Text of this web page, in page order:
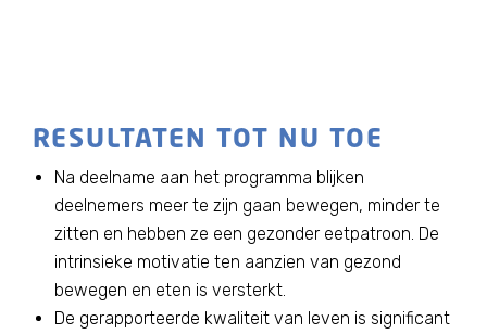
RESULTATEN TOT NU TOE
Na deelname aan het programma blijken
deelnemers meer te zijn gaan bewegen, minder te
zitten en hebben ze een gezonder eetpatroon. De
intrinsieke motivatie ten aanzien van gezond
bewegen en eten is versterkt.
De gerapporteerde kwaliteit van leven is significant